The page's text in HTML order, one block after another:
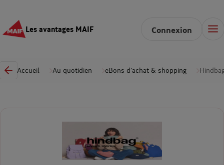
Les avantages MAIF Connexion
Accueil Au quotidien eBons d'achat & shopping